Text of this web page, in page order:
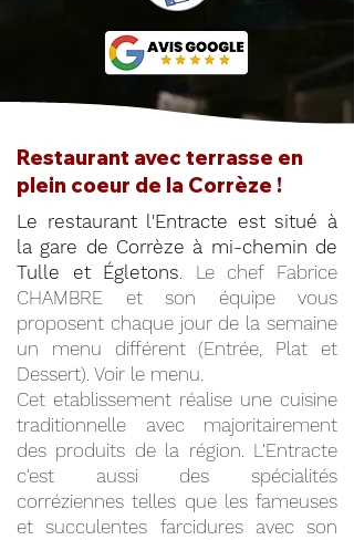
Restaurant avec terrasse en
plein coeur de la Corrèze !
Le restaurant l'Entracte est situé à
la gare de Corrèze à mi-chemin de
Tulle et Égletons. Le chef Fabrice
CHAMBRE et son équipe vous
proposent chaque jour de la semaine
un menu différent (Entrée, Plat et
Dessert). Voir le menu.
Cet etablissement réalise une cuisine
traditionnelle avec majoritairement
des produits de la région. L'Entracte
c'est aussi des spécialités
corréziennes telles que les fameuses
et succulentes farcidures avec son